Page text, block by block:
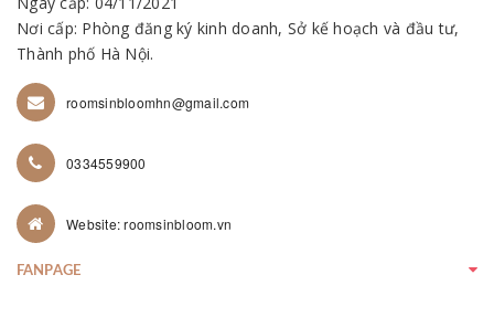
Nơi cấp: Phòng đăng ký kinh doanh, Sở kế hoạch và đầu tư,
Thành phố Hà Nội.
roomsinbloomhn@gmail.com
0334559900
Website: roomsinbloom.vn
FANPAGE